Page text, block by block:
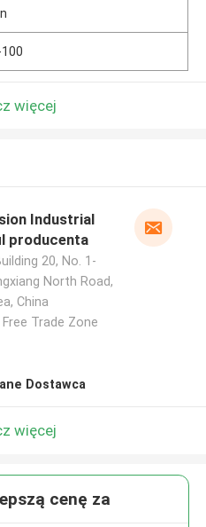
więcej
Industrial
producenta
20, No. 1-
North Road,
China
Trade Zone
Dostawca
więcej
cenę za